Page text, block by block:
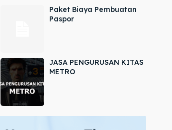
Paket Biaya Pembuatan
Paspor
JASA PENGURUSAN KITAS
METRO